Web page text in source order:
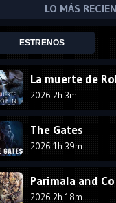
2001
1999 1998
1996
1993
1990 1989
1987
1984 1983
LO MÁS
ESTRENOS
2026 2h 3m
The Gates
2026 1h 39m
Parimala and Co
2026 2h 18m